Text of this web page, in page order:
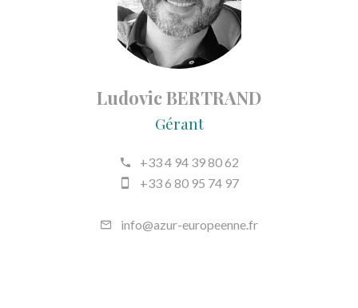
Ludovic BERTRAND
Gérant
+33 4 94 39 80 62
+33 6 80 95 74 97
info@azur-europeenne.fr